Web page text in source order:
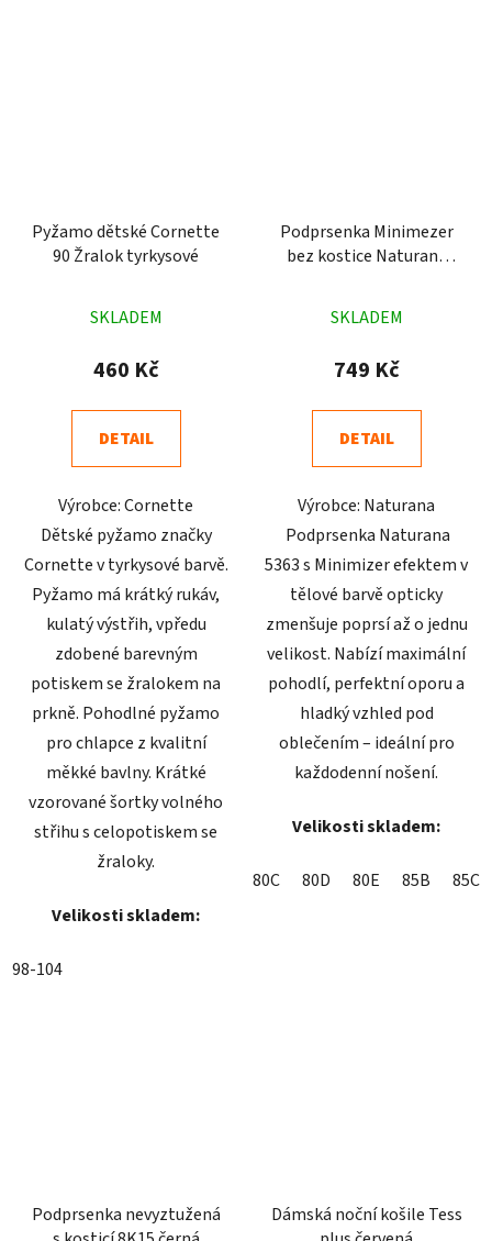
Pyžamo dětské Cornette
90 Žralok tyrkysové
hodnocení
produktu
5,0
z
hvězdiček.
SKLADEM
460 Kč
DETAIL
Výrobce: Cornette
Dětské pyžamo značky
Cornette v tyrkysové barvě.
Pyžamo má krátký rukáv,
kulatý výstřih, vpředu
zdobené barevným
potiskem se žralokem na
prkně. Pohodlné pyžamo
pro chlapce z kvalitní
měkké bavlny. Krátké
vzorované šortky volného
střihu s celopotiskem se
žraloky.
Velikosti skladem:
98-104
Podprsenka Minimezer
bez kostice Naturana
hodnocení
produktu
4,8
z
hvězdiček.
SKLADEM
749 Kč
DETAIL
Výrobce: Naturana
Podprsenka Naturana
5363 s Minimizer efektem v
tělové barvě opticky
zmenšuje poprsí až o jednu
velikost. Nabízí maximální
pohodlí, perfektní oporu a
hladký vzhled pod
oblečením – ideální pro
každodenní nošení.
Velikosti skladem:
80C 80D 80E 85B 85C
Podprsenka nevyztužená
Dámská noční košile Tess